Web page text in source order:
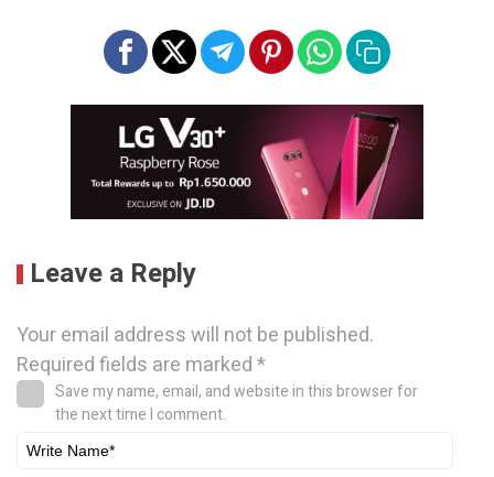
Leave a Reply
Your email address will not be published.
Required fields are marked*
Save my name, email, and website in this browser for
the next time I comment.